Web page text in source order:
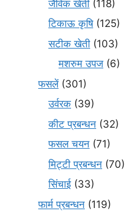
जैविक खेती (118)
टिकाऊ कृषि(125)
सटीक खेती (103)
मशरुम उपज (6)
फसलें(301)
उर्वरक (39)
कीट प्रबन्धन (32)
फसल चयन (71)
मि‌ट्टी प्रबन्धन (70)
सिंचाई (33)
फार्म प्रबन्धन (119)